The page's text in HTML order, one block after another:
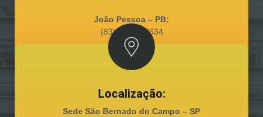
João Pessoa – PB:
(83) 98128-7634
Localização:
Sede São Bernado do Campo – SP